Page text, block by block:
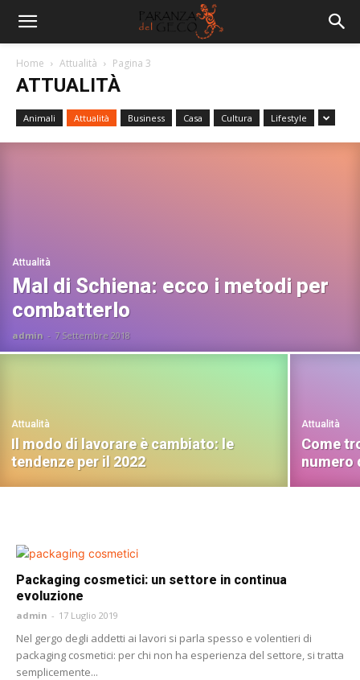
Home Attualità Pagina 3
ATTUALITÀ
Animali Attualità Business Casa Cultura Lifestyle
Attualità
Mal di Schiena: ecco i metodi per
combatterlo
admin - 7 Settembre 2018
Attualità
Il modo di lavorare è cambiato: le
tendenze per il 2022
Attualità
Come
numero
Packaging cosmetici: un settore in continua
evoluzione
admin - 17 Luglio 2019
Nel gergo degli addetti ai lavori si parla spesso e volentieri di
packaging cosmetici: per chi non ha esperienza del settore, si tratta
semplicemente...